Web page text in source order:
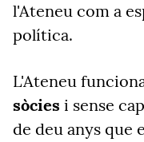
l'Ateneu com a
política.
L'Ateneu
sòcies i sense
de deu anys que